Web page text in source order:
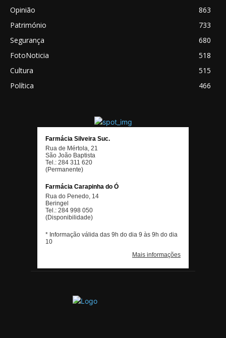
Opinião
863
Património
733
Segurança
680
FotoNoticia
518
Cultura
515
Política
466